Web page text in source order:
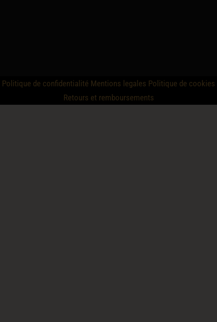
Politique de confidentialité Mentions legales Politique de cookies
Retours et remboursements